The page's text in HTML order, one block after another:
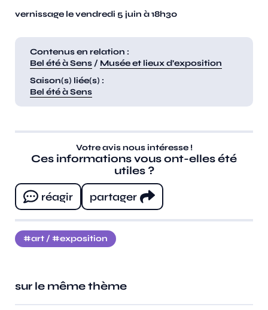
vernissage le vendredi 5 juin à 18h30
Contenus en relation :
Bel été à Sens / Musée et lieux d’exposition
Saison(s) liée(s) :
Bel été à Sens
Votre avis nous intéresse !
Ces informations vous ont-elles été
utiles ?
réagir
partager
art / exposition
sur le même thème